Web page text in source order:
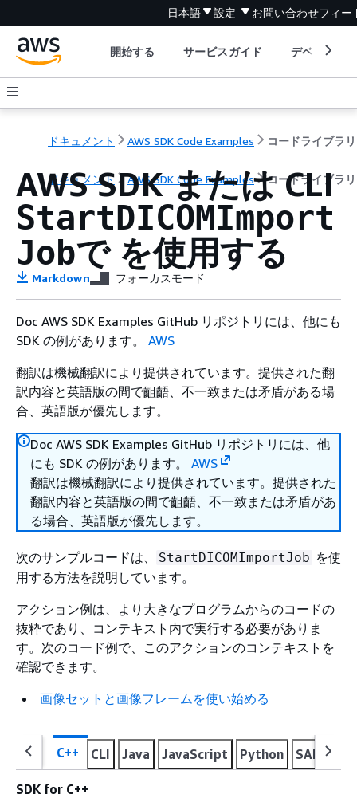
日本語 設定 お問い合わせフィー
開始する サービスガイド デベロッパ
ドキュメント AWS SDK Code Examples コードライブラリ
ドキュメント AWS SDK Code Examples コードライブラリ
AWS SDK または CLI
StartDICOMImport
Jobで を使用する
Markdown フォーカスモード
Doc AWS SDK Examples GitHub リポジトリには、他にも
SDK の例があります。 AWS
翻訳は機械翻訳により提供されています。提供された翻
訳内容と英語版の間で齟齬、不一致または矛盾がある場
合、英語版が優先します。
Doc AWS SDK Examples GitHub リポジトリには、他
にも SDK の例があります。 AWS
翻訳は機械翻訳により提供されています。提供された
翻訳内容と英語版の間で齟齬、不一致または矛盾があ
る場合、英語版が優先します。
次のサンプルコードは、 StartDICOMImportJob を使
用する方法を説明しています。
アクション例は、より大きなプログラムからのコードの
抜粋であり、コンテキスト内で実行する必要がありま
す。次のコード例で、このアクションのコンテキストを
確認できます。
画像セットと画像フレームを使い始める
C++ CLI Java JavaScript Python SAP ABAP
SDK for C++